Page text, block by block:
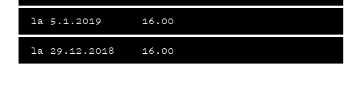
KIRJAUDU SISÄÄN
la 5.1.2019 16.00
la 29.12.2018 16.00